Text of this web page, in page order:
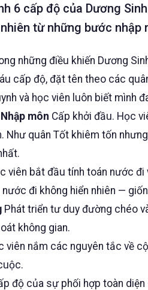
6 cấp độ của Dương
từ những bước nhập
những điều khiến Dương
cấp độ, đặt tên theo các
và học viên luôn biết mình
môn Cấp khởi đầu. Học
Như quân Tốt khiêm tốn
viên bắt đầu tính toán nước
nước đi không hiển nhiên —
Phát triển tư duy đường chéo
không gian.
viên nắm các nguyên tắc về
độ của sự phối hợp toàn